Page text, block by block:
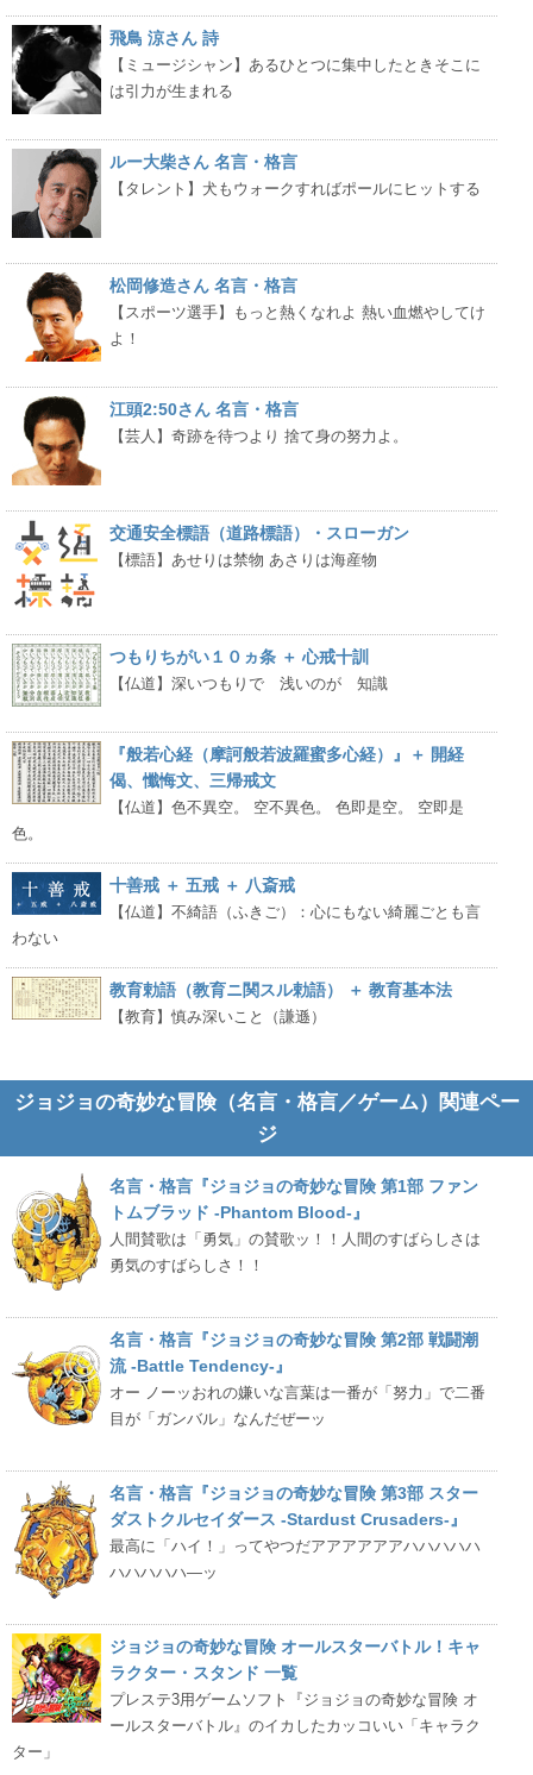
飛鳥 涼さん 詩
【ミュージシャン】あるひとつに集中したときそこに
は引力が生まれる
ルー大柴さん 名言・格言
【タレント】犬もウォークすればポールにヒットする
松岡修造さん 名言・格言
【スポーツ選手】もっと熱くなれよ 熱い血燃やしてけ
よ！
江頭2:50さん 名言・格言
【芸人】奇跡を待つより 捨て身の努力よ。
交通安全標語（道路標語）・スローガン
【標語】あせりは禁物 あさりは海産物
つもりちがい１０ヵ条 ＋ 心戒十訓
【仏道】深いつもりで 浅いのが 知識
『般若心経（摩訶般若波羅蜜多心経）』＋ 開経
偈、懺悔文、三帰戒文
【仏道】色不異空。 空不異色。 色即是空。 空即是
色。
十善戒 ＋ 五戒 ＋ 八斎戒
【仏道】不綺語（ふきご）：心にもない綺麗ごとも言
わない
教育勅語（教育ニ関スル勅語） ＋ 教育基本法
【教育】慎み深いこと（謙遜）
ジョジョの奇妙な冒険（名言・格言／ゲーム）関連ペー
ジ
名言・格言『ジョジョの奇妙な冒険 第1部 ファン
トムブラッド -Phantom Blood-』
人間賛歌は「勇気」の賛歌ッ！！人間のすばらしさは
勇気のすばらしさ！！
名言・格言『ジョジョの奇妙な冒険 第2部 戦闘潮
流 -Battle Tendency-』
オー ノーッおれの嫌いな言葉は一番が「努力」で二番
目が「ガンバル」なんだぜーッ
名言・格言『ジョジョの奇妙な冒険 第3部 スター
ダストクルセイダース -Stardust Crusaders-』
最高に「ハイ！」ってやつだアアアアアアハハハハハ
ハハハハハ―ッ
ジョジョの奇妙な冒険 オールスターバトル！キャ
ラクター・スタンド 一覧
プレステ3用ゲームソフト『ジョジョの奇妙な冒険 オ
ールスターバトル』のイカしたカッコいい「キャラク
ター」